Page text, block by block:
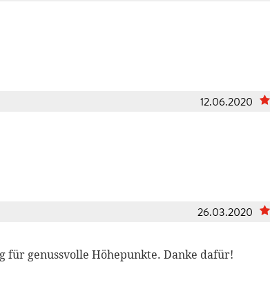
12.06.2020
26.03.2020
für genussvolle Höhepunkte. Danke dafür!